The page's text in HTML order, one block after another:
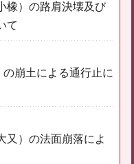
橡）の路肩決壊及び
て
崩土による通行止に
又）の法面崩落によ